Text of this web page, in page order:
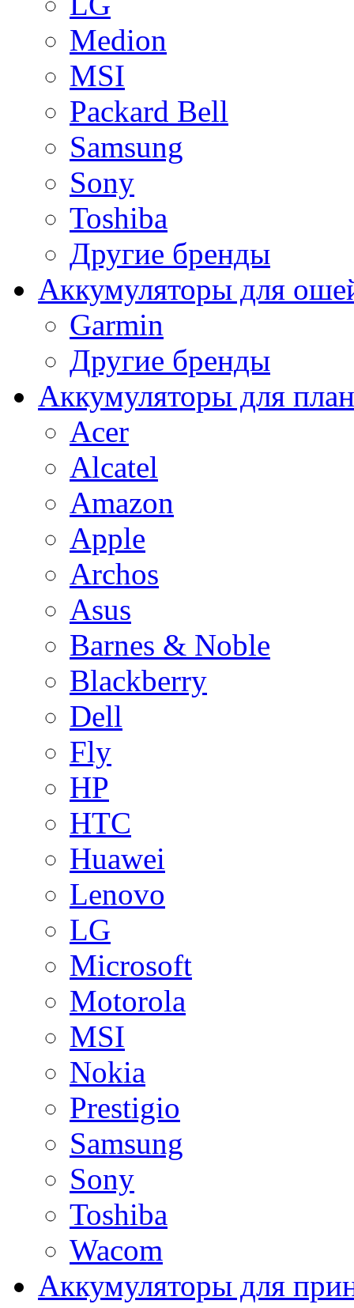
Medion
MSI
Packard Bell
Samsung
Sony
Toshiba
Другие бренды
Аккумуляторы для
Garmin
Другие бренды
Аккумуляторы для
Acer
Alcatel
Amazon
Apple
Archos
Asus
Barnes & Noble
Blackberry
Dell
Fly
HP
HTC
Huawei
Lenovo
LG
Microsoft
Motorola
MSI
Nokia
Prestigio
Samsung
Sony
Toshiba
Wacom
Аккумуляторы для